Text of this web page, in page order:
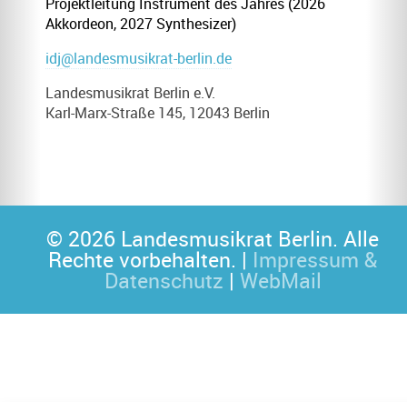
Akkordeon, 2027 Synthesizer)
idj@landesmusikrat-berlin.de
Landesmusikrat Berlin e.V.
Karl-Marx-Straße 145, 12043 Berlin
© 2026 Landesmusikrat Berlin. Alle
Rechte vorbehalten. | Impressum &
Datenschutz | WebMail